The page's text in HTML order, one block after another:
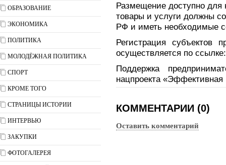
ОБРАЗОВАНИЕ
ЭКОНОМИКА
ПОЛИТИКА
МОЛОДЁЖНАЯ ПОЛИТИКА
СПОРТ
КРОМЕ ТОГО
СТРАНИЦЫ ИСТОРИИ
ИНТЕРВЬЮ
ЗАКУПКИ
ФОТОГАЛЕРЕЯ
Размещение доступно
товары и услуги должны
РФ и иметь необходимые
Регистрация субъектов
осуществляется по
Поддержка
нацпроекта «Эффективная
КОММЕНТАРИИ (0)
Оставить комментарий